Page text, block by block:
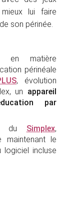
lui faire
son périnée.
en matière
périnéale
, évolution
un appareil
par
du Simplex,
maintenant le
incluse